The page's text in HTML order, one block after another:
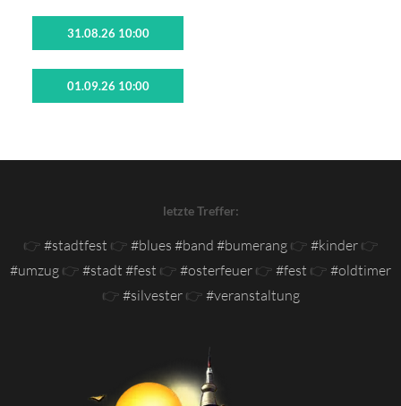
31.08.26 10:00
01.09.26 10:00
letzte Treffer:
👉 #stadtfest 👉 #blues #band #bumerang👉 #kinder👉
#umzug 👉 #stadt #fest 👉 #osterfeuer 👉 #fest 👉 #oldtimer
👉 #silvester👉 #veranstaltung